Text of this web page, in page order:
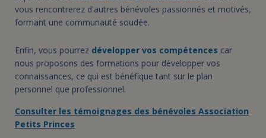
vous rencontrerez d'autres bénévoles passionnés et motivés,
formant une communauté soudée.
Enfin, vous pourrez développer vos compétences car
nous proposons des formations pour développer vos
connaissances, ce qui est bénéfique tant sur le plan
personnel que professionnel.
Consulter les témoignages des bénévoles Association
Petits Princes